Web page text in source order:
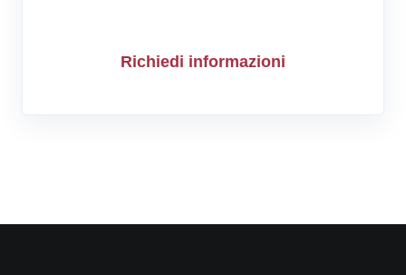
Richiedi informazioni